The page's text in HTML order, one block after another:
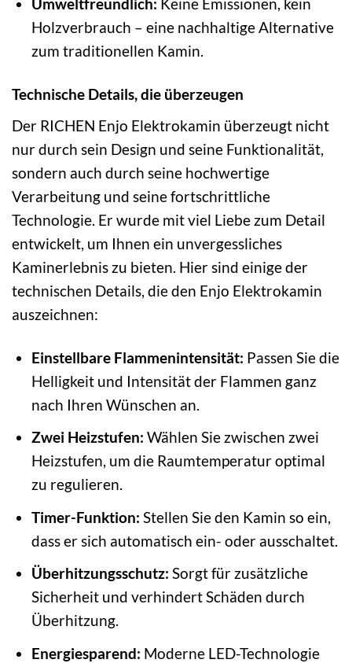
Holzverbrauch – eine nachhaltige Alternative
zum traditionellen Kamin.
Technische Details, die überzeugen
Der RICHEN Enjo Elektrokamin überzeugt nicht
nur durch sein Design und seine Funktionalität,
sondern auch durch seine hochwertige
Verarbeitung und seine fortschrittliche
Technologie. Er wurde mit viel Liebe zum Detail
entwickelt, um Ihnen ein unvergessliches
Kaminerlebnis zu bieten. Hier sind einige der
technischen Details, die den Enjo Elektrokamin
auszeichnen:
Einstellbare Flammenintensität: Passen Sie die
Helligkeit und Intensität der Flammen ganz
nach Ihren Wünschen an.
Zwei Heizstufen: Wählen Sie zwischen zwei
Heizstufen, um die Raumtemperatur optimal
zu regulieren.
Timer-Funktion: Stellen Sie den Kamin so ein,
dass er sich automatisch ein- oder ausschaltet.
Überhitzungsschutz: Sorgt für zusätzliche
Sicherheit und verhindert Schäden durch
Überhitzung.
Energiesparend: Moderne LED-Technologie